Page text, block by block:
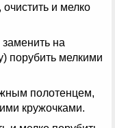
и мелко
на
порубить мелкими
полотенцем,
кружочками.